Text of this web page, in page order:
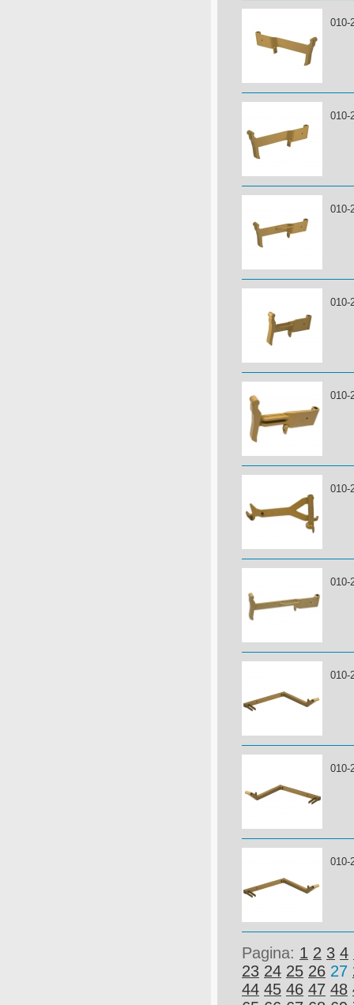
010-
010-
010-
010-
010-
010-
010-
010-
010-
010-
Pagina: 1 2 3 4
23 24 25 26 27
44 45 46 47 48